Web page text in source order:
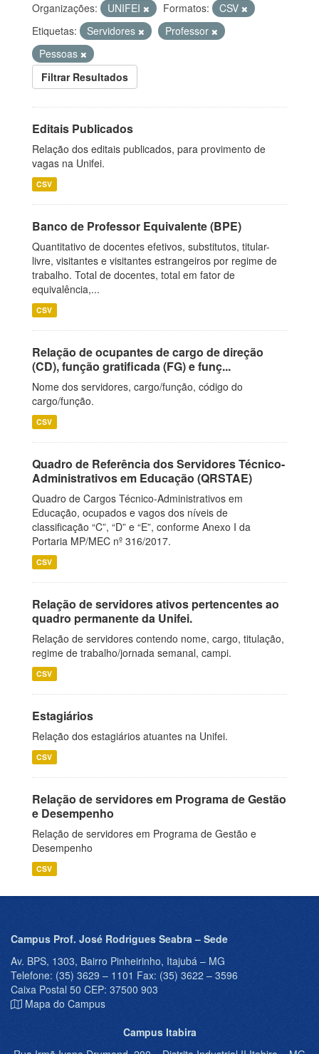
Organizações:
UNIFEI Formatos:
CSV
Etiquetas:
Servidores
Professor
Pessoas
Filtrar Resultados
Editais Publicados
Relação dos editais publicados, para provimento de
vagas na Unifei.
CSV
Banco de Professor Equivalente (BPE)
Quantitativo de docentes efetivos, substitutos, titular-
livre, visitantes e visitantes estrangeiros por regime de
trabalho. Total de docentes, total em fator de
equivalência,...
CSV
Relação de ocupantes de cargo de direção
(CD), função gratificada (FG) e funç...
Nome dos servidores, cargo/função, código do
cargo/função.
CSV
Quadro de Referência dos Servidores Técnico-
Administrativos em Educação (QRSTAE)
Quadro de Cargos Técnico-Administrativos em
Educação, ocupados e vagos dos níveis de
classificação “C”, “D” e “E”, conforme Anexo I da
Portaria MP/MEC nº 316/2017.
CSV
Relação de servidores ativos pertencentes ao
quadro permanente da Unifei.
Relação de servidores contendo nome, cargo, titulação,
regime de trabalho/jornada semanal, campi.
CSV
Estagiários
Relação dos estagiários atuantes na Unifei.
CSV
Relação de servidores em Programa de Gestão
e Desempenho
Relação de servidores em Programa de Gestão e
Desempenho
CSV
Campus Prof. José Rodrigues Seabra – Sede
Av. BPS, 1303, Bairro Pinheirinho, Itajubá – MG
Telefone: (35) 3629 – 1101 Fax: (35) 3622 – 3596
Caixa Postal 50 CEP: 37500 903
Mapa do Campus
Campus Itabira